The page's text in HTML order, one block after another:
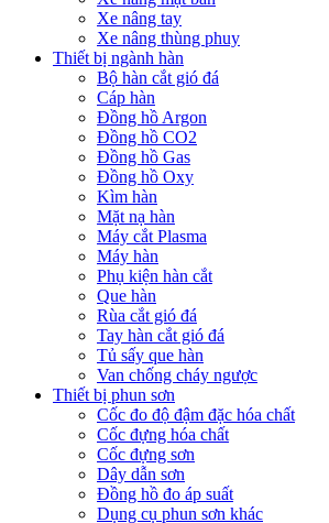
Xe nâng tay
Xe nâng thùng phuy
Thiết bị ngành hàn
Bộ hàn cắt gió đá
Cáp hàn
Đồng hồ Argon
Đồng hồ CO2
Đồng hồ Gas
Đồng hồ Oxy
Kìm hàn
Mặt nạ hàn
Máy cắt Plasma
Máy hàn
Phụ kiện hàn cắt
Que hàn
Rùa cắt gió đá
Tay hàn cắt gió đá
Tủ sấy que hàn
Van chống cháy ngược
Thiết bị phun sơn
Cốc đo độ đậm đặc hóa chất
Cốc đựng hóa chất
Cốc đựng sơn
Dây dẫn sơn
Đồng hồ đo áp suất
Dụng cụ phun sơn khác